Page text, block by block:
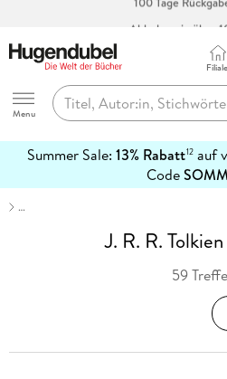
Abholung in über
Hugendubel
Menu
Filiale
Summer Sale: 13% Rabatt12auf
Code
erfahren
…
J. R. R.
59